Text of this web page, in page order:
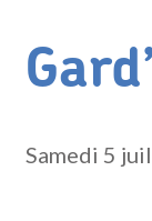
Samedi 5